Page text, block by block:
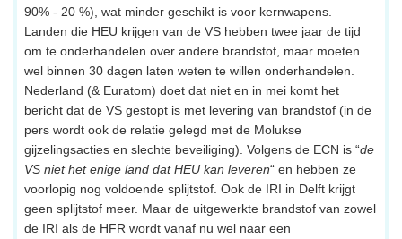
90% - 20 %), wat minder geschikt is voor kernwapens.
Landen die HEU krijgen van de VS hebben twee jaar de tijd
om te onderhandelen over andere brandstof, maar moeten
wel binnen 30 dagen laten weten te willen onderhandelen.
Nederland (& Euratom) doet dat niet en in mei komt het
bericht dat de VS gestopt is met levering van brandstof (in de
pers wordt ook de relatie gelegd met de Molukse
gijzelingsacties en slechte beveiliging). Volgens de ECN is “de
VS niet het enige land dat HEU kan leveren“ en hebben ze
voorlopig nog voldoende splijtstof. Ook de IRI in Delft krijgt
geen splijtstof meer. Maar de uitgewerkte brandstof van zowel
de IRI als de HFR wordt vanaf nu wel naar een